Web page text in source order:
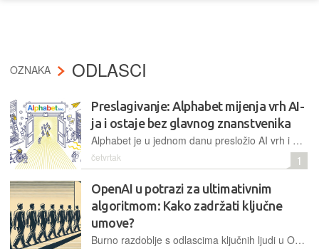
OZNAKA ODLASCI
Preslagivanje: Alphabet mijenja vrh AI-
ja i ostaje bez glavnog znanstvenika
Alphabet je u jednom danu presložio AI vrh i ostao bez Jeffa Deana, čovjeka koji je gradio infrastrukturu na kojoj Google stoji. Mijenja se zapovjedni lanac, ali i financira vlastite bivše zaposlenike kako bi negdje drugdje pokušali ono što unutar tvrtke, očito, nije išlo dovoljno brzo
četvrtak 1
OpenAI u potrazi za ultimativnim
algoritmom: Kako zadržati ključne
umove?
Burno razdoblje s odlascima ključnih ljudi u OpenAI se nastavlja i mnogi se pitaju: ima li OpenAI snage da balansira između inovacija, stabilnosti vodstva i odgovornog razvoja umjetne inteligencije?